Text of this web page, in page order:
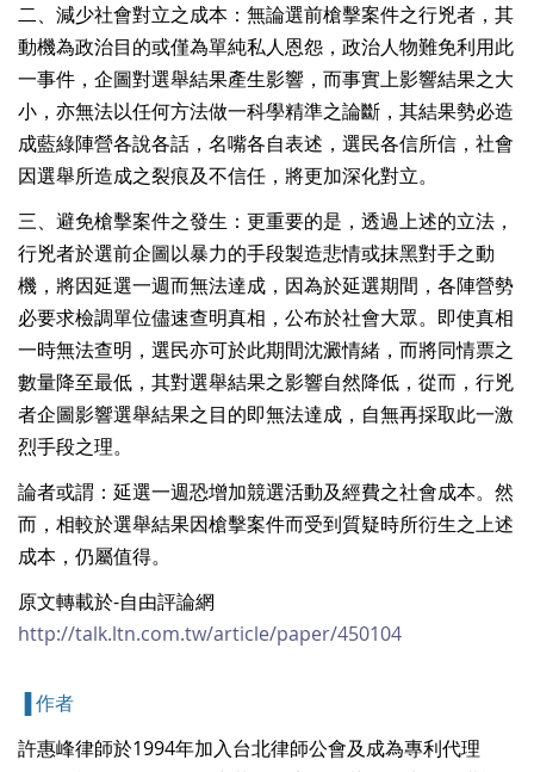
二、減少社會對立之成本：無論選前槍擊案件之行兇者，其
動機為政治目的或僅為單純私人恩怨，政治人物難免利用此
一事件，企圖對選舉結果產生影響，而事實上影響結果之大
小，亦無法以任何方法做一科學精準之論斷，其結果勢必造
成藍綠陣營各說各話，名嘴各自表述，選民各信所信，社會
因選舉所造成之裂痕及不信任，將更加深化對立。
三、避免槍擊案件之發生：更重要的是，透過上述的立法，
行兇者於選前企圖以暴力的手段製造悲情或抹黑對手之動
機，將因延選一週而無法達成，因為於延選期間，各陣營勢
必要求檢調單位儘速查明真相，公布於社會大眾。即使真相
一時無法查明，選民亦可於此期間沈澱情緒，而將同情票之
數量降至最低，其對選舉結果之影響自然降低，從而，行兇
者企圖影響選舉結果之目的即無法達成，自無再採取此一激
烈手段之理。
論者或謂：延選一週恐增加競選活動及經費之社會成本。然
而，相較於選舉結果因槍擊案件而受到質疑時所衍生之上述
成本，仍屬值得。
原文轉載於-自由評論網
http://talk.ltn.com.tw/article/paper/450104
▐ 作者
許惠峰律師於1994年加入台北律師公會及成為專利代理